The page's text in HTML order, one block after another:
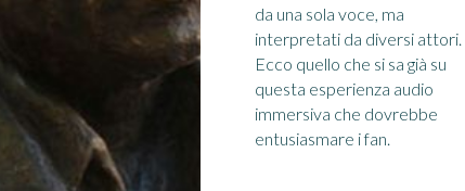
da una sola voce, ma
interpretati da diversi attori.
Ecco quello che si sa già su
questa esperienza audio
immersiva che dovrebbe
entusiasmare i fan.